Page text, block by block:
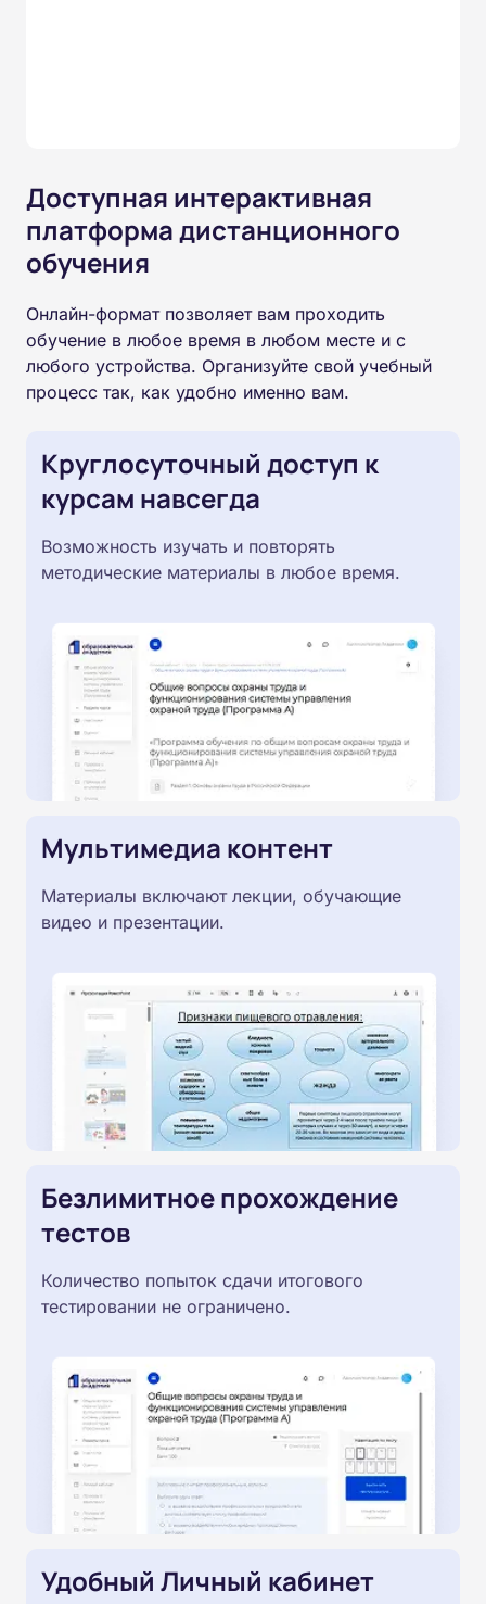
Доступная интерактивная
платформа дистанционного
обучения
Онлайн-формат позволяет вам проходить
обучение в любое время в любом месте и с
любого устройства. Организуйте свой учебный
процесс так, как удобно именно вам.
Круглосуточный доступ к
курсам навсегда
Возможность изучать и повторять
методические материалы в любое время.
Мультимедиа контент
Материалы включают лекции, обучающие
видео и презентации.
Безлимитное прохождение
тестов
Количество попыток сдачи итогового
тестировании не ограничено.
Удобный Личный кабинет